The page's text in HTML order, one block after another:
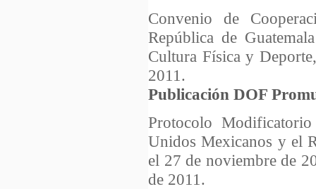
Convenio de
República de
Cultura Física y
2011.
Publicación DOF
Protocolo
Unidos Mexicanos y el
el 27 de noviembre de
de 2011.